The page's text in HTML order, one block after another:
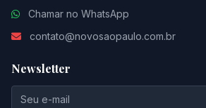
Chamar no WhatsApp
contato@novosaopaulo.com.br
Newsletter